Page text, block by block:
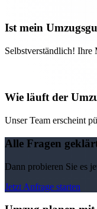
Ist mein
Selbstverständlich! Ihre
Wie läuft der
Unser Team erscheint
Alle Fragen
Dann probieren Sie es
Jetzt Anfrage starten